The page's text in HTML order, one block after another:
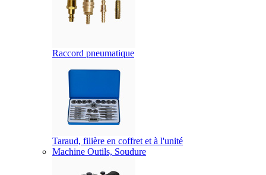
Raccord pneumatique
Taraud, filière en coffret et à l'unité
Machine Outils, Soudure